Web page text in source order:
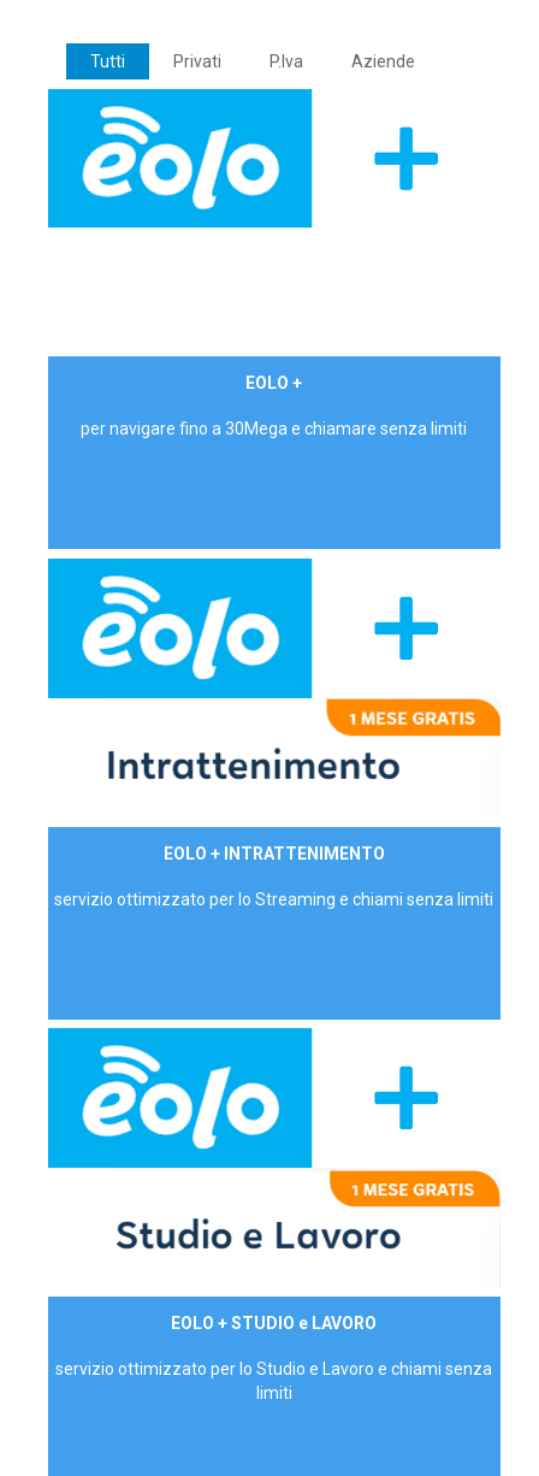
Tutti Privati P.Iva Aziende
EOLO +
per navigare fino a 30Mega e chiamare senza limiti
EOLO + INTRATTENIMENTO
servizio ottimizzato per lo Streaming e chiami senza limiti
EOLO + STUDIO e LAVORO
servizio ottimizzato per lo Studio e Lavoro e chiami senza
limiti